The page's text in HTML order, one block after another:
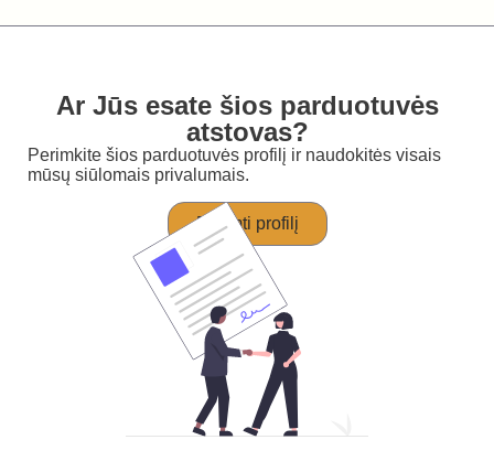
Ar Jūs esate šios parduotuvės
atstovas?
Perimkite šios parduotuvės profilį ir naudokitės visais
mūsų siūlomais privalumais.
Perimti profilį